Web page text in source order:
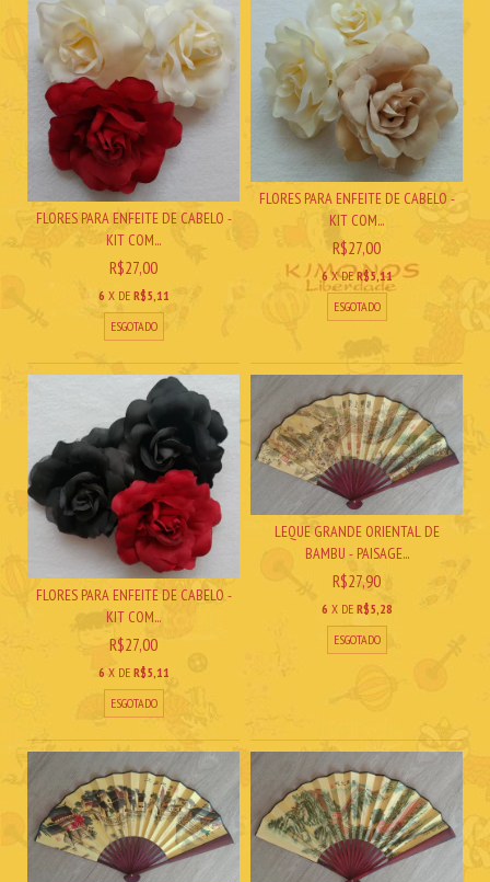
FLORES PARA ENFEITE DE CABELO -
KIT COM...
R$27,00
6 X DE R$5,11
ESGOTADO
FLORES PARA ENFEITE DE CABELO -
KIT COM...
R$27,00
6 X DER$5,11
ESGOTADO
FLORES PARA ENFEITE DE CABELO -
KIT COM...
R$27,00
6 X DE R$5,11
ESGOTADO
LEQUE GRANDE ORIENTAL DE
BAMBU - PAISAGE...
R$27,90
6 X DE R$5,28
ESGOTADO